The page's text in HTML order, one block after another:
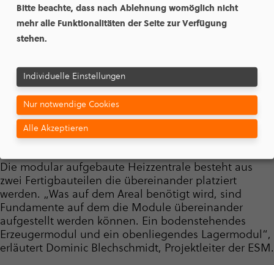
„Es freut mich mit unserem zukunfts­wei­senden
Konzept die Zustimmung und Akzeptanz der Stadt­
ver­tre­te­rinnen und Vertreter getroffen zu haben. Für
von Gebäuden umsetzen zu können. Ich bin mir
sicher es wird auch für weitere Projekte die wir planen
Modell­cha­rakter haben“, so Mathias Jakob,
Geschäfts­führer der ESM.
Module machen flexibel
Die modular aufgebaute Heizzentrale besteht aus
zwei Fertig­bau­teilen die übereinander platziert
werden. „Was auf dem Areal benötigt wird, sind
Fundamente auf dem die Module übereinander
aufgestellt werden können. Ein bodenstehendes
Erzeugermodul und ein obenliegendes Lagermodul“,
erläutert Dominic Blechschmidt, Projektleiter der ESM.
Bitte beachte, dass nach Ablehnung womöglich nicht
mehr alle Funktionalitäten der Seite zur Verfügung
stehen.
Individuelle Einstellungen
Nur notwendige Cookies
Alle Akzeptieren